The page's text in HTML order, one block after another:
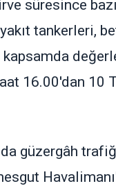
süresince
tankerleri,
16.00'dan 10
güzergâh